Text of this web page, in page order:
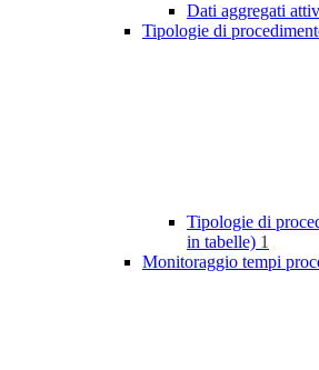
Dati aggregati
Tipologie di
Tipologie di
in tabelle) 1
Monitoraggio tempi